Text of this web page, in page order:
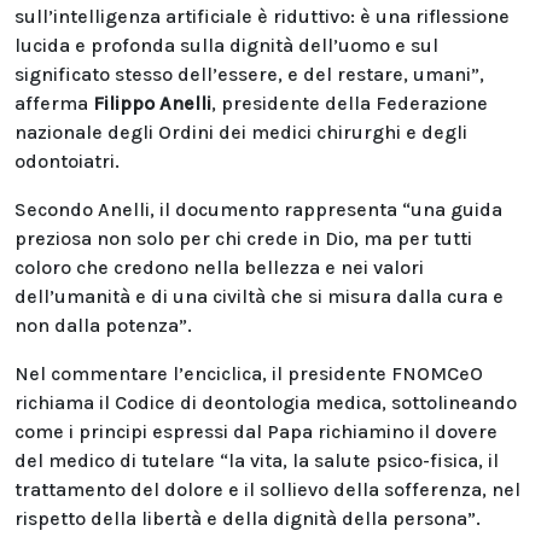
sull’intelligenza artificiale è riduttivo: è una riflessione
lucida e profonda sulla dignità dell’uomo e sul
significato stesso dell’essere, e del restare, umani”,
afferma Filippo Anelli, presidente della Federazione
nazionale degli Ordini dei medici chirurghi e degli
odontoiatri.
Secondo Anelli, il documento rappresenta “una guida
preziosa non solo per chi crede in Dio, ma per tutti
coloro che credono nella bellezza e nei valori
dell’umanità e di una civiltà che si misura dalla cura e
non dalla potenza”.
Nel commentare l’enciclica, il presidente FNOMCeO
richiama il Codice di deontologia medica, sottolineando
come i principi espressi dal Papa richiamino il dovere
del medico di tutelare “la vita, la salute psico-fisica, il
trattamento del dolore e il sollievo della sofferenza, nel
rispetto della libertà e della dignità della persona”.